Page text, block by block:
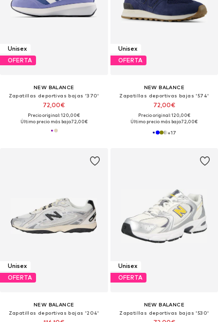
Unisex
OFERTA
NEW BALANCE
Zapatillas deportivas bajas '370'
72,00€
Precio original: 120,00€
Último precio más bajo:72,00€
Unisex
OFERTA
NEW BALANCE
Zapatillas deportivas bajas '574'
72,00€
Precio original: 120,00€
Último precio más bajo:72,00€
+17
Unisex
OFERTA
NEW BALANCE
Zapatillas deportivas bajas '204'
Unisex
OFERTA
NEW BALANCE
Zapatillas deportivas bajas '530'